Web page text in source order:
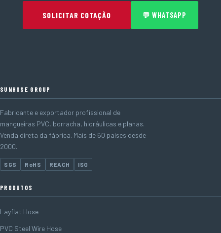
SOLICITAR COTAÇÃO 💬 WHATSAPP
SUNHOSE GROUP
Fabricante e exportador profissional de
mangueiras PVC, borracha, hidráulicas e planas.
Venda direta da fábrica. Mais de 60 países desde
2000.
SGS RoHS REACH ISO
PRODUTOS
Layflat Hose
PVC Steel Wire Hose